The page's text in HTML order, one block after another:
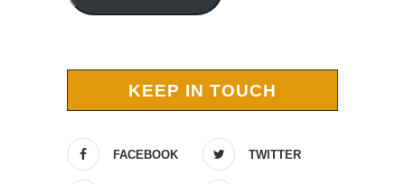
KEEP IN TOUCH
FACEBOOK TWITTER